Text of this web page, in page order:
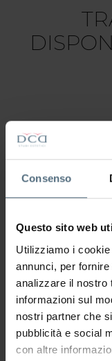
Consenso
Questo sito web
Utilizziamo i
annunci, per
analizzare il nostro
informazioni sul
nostri partner che
pubblicità e social
con altre
Nuova
La
Nuova
è un
marchio
registrato
DCD e
rappresenta
La
è
per il